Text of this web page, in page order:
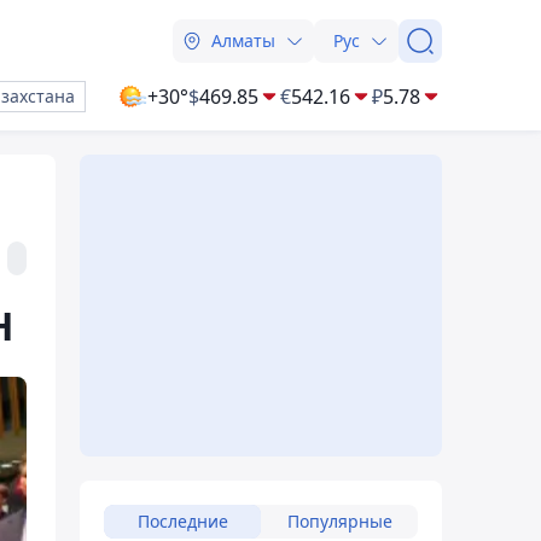
Алматы Рус
+30°$469.85 €542.16 ₽5.78
Последние Популярные